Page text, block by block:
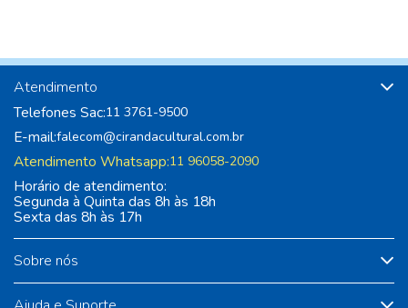
Sobre nós
Atendimento
Telefones Sac:11 3761-9500
E-mail:falecom@cirandacultural.com.br
Atendimento Whatsapp:11 96058-2090
Horário de atendimento:
Segunda à Quinta das 8h às 18h
Sexta das 8h às 17h